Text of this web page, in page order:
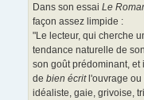
Dans son essai Le
façon assez limpide :
"Le lecteur, qui cherche
tendance naturelle de
son goût prédominant,
de bien écritl'ouvrage ou
idéaliste, gaie, grivoise,